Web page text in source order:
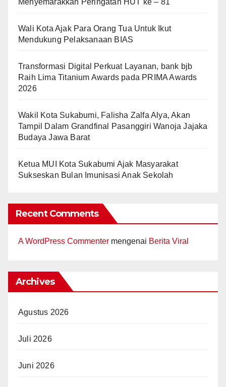
Menyemarakkan Peringatan HUT ke – 81
Wali Kota Ajak Para Orang Tua Untuk Ikut
Mendukung Pelaksanaan BIAS
Transformasi Digital Perkuat Layanan, bank bjb
Raih Lima Titanium Awards pada PRIMA Awards
2026
Wakil Kota Sukabumi, Falisha Zalfa Alya, Akan
Tampil Dalam Grandfinal Pasanggiri Wanoja Jajaka
Budaya Jawa Barat
Ketua MUI Kota Sukabumi Ajak Masyarakat
Sukseskan Bulan Imunisasi Anak Sekolah
Recent Comments
A WordPress Commenter mengenai Berita Viral
Archives
Agustus 2026
Juli 2026
Juni 2026